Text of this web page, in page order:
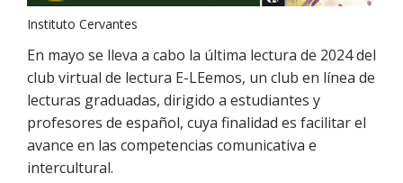
Instituto Cervantes
En mayo se lleva a cabo la última lectura de 2024 del
club virtual de lectura E-LEemos, un club en línea de
lecturas graduadas, dirigido a estudiantes y
profesores de español, cuya finalidad es facilitar el
avance en las competencias comunicativa e
intercultural.